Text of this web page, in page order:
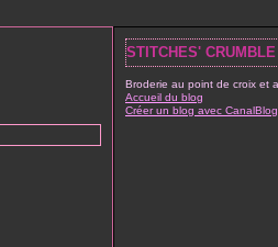
STITCHES' CRUMBLE
Broderie au point de croix et
Accueil du blog
Créer un blog avec CanalBlog